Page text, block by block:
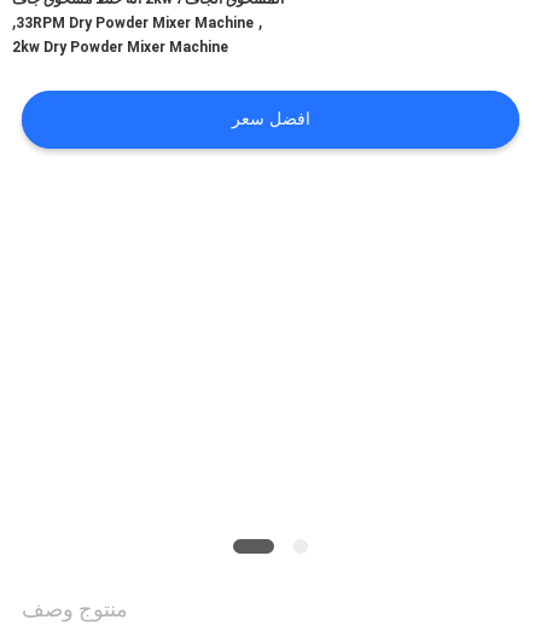
اطلب
,
33RPM Dry Powder Mixer Machine
,
2kw Dry Powder Mixer Machine
افضل سعر
منتوج وصف